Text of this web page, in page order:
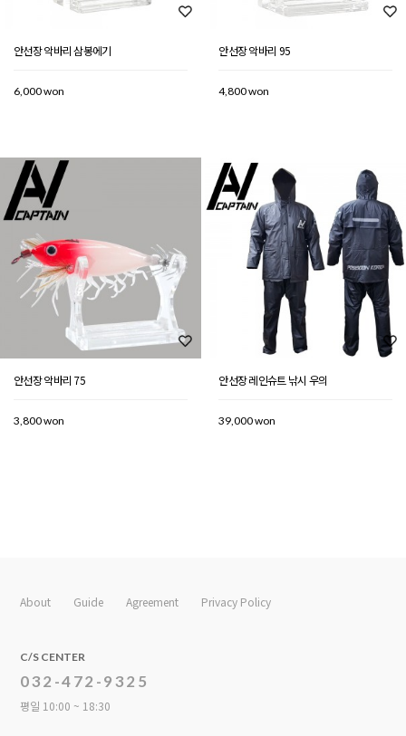
안선장 악바리 삼봉에기
6,000 won
안선장 악바리 95
4,800 won
안선장 악바리 75
3,800 won
안선장 레인슈트 낚시 우의
39,000 won
About Guide Agreement Privacy Policy
C/S CENTER
032-472-9325
평일 10:00 ~ 18:30